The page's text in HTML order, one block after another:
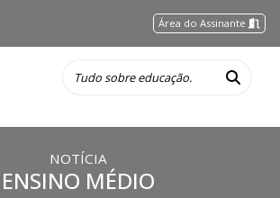
Área do Assinante
NOTÍCIA
ENSINO MÉDIO